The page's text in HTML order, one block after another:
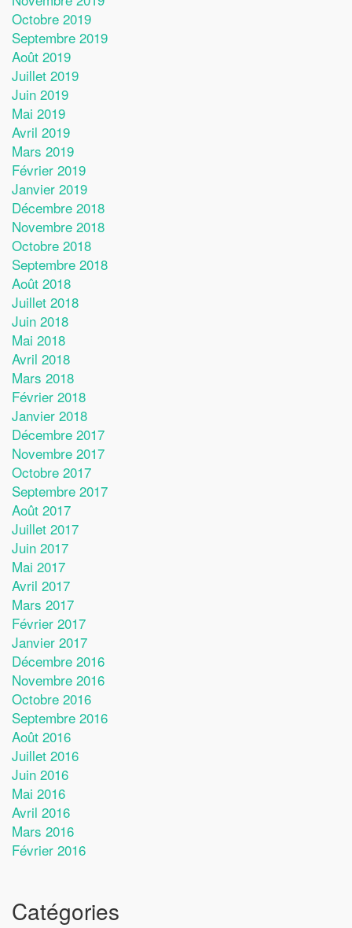
Octobre 2019
Septembre 2019
Août 2019
Juillet 2019
Juin 2019
Mai 2019
Avril 2019
Mars 2019
Février 2019
Janvier 2019
Décembre 2018
Novembre 2018
Octobre 2018
Septembre 2018
Août 2018
Juillet 2018
Juin 2018
Mai 2018
Avril 2018
Mars 2018
Février 2018
Janvier 2018
Décembre 2017
Novembre 2017
Octobre 2017
Septembre 2017
Août 2017
Juillet 2017
Juin 2017
Mai 2017
Avril 2017
Mars 2017
Février 2017
Janvier 2017
Décembre 2016
Novembre 2016
Octobre 2016
Septembre 2016
Août 2016
Juillet 2016
Juin 2016
Mai 2016
Avril 2016
Mars 2016
Février 2016
Catégories